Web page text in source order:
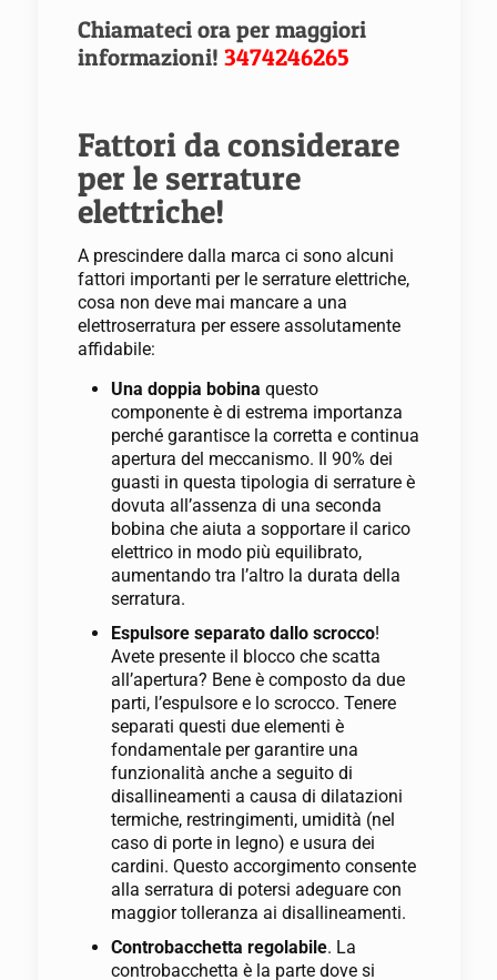
Chiamateci ora per maggiori
informazioni! 3474246265
Fattori da considerare
per le serrature
elettriche!
A prescindere dalla marca ci sono alcuni
fattori importanti per le serrature elettriche,
cosa non deve mai mancare a una
elettroserratura per essere assolutamente
affidabile:
Una doppia bobina questo
componente è di estrema importanza
perché garantisce la corretta e continua
apertura del meccanismo. Il 90% dei
guasti in questa tipologia di serrature è
dovuta all’assenza di una seconda
bobina che aiuta a sopportare il carico
elettrico in modo più equilibrato,
aumentando tra l’altro la durata della
serratura.
Espulsore separato dallo scrocco!
Avete presente il blocco che scatta
all’apertura? Bene è composto da due
parti, l’espulsore e lo scrocco. Tenere
separati questi due elementi è
fondamentale per garantire una
funzionalità anche a seguito di
disallineamenti a causa di dilatazioni
termiche, restringimenti, umidità (nel
caso di porte in legno) e usura dei
cardini. Questo accorgimento consente
alla serratura di potersi adeguare con
maggior tolleranza ai disallineamenti.
Controbacchetta regolabile. La
controbacchetta è la parte dove si